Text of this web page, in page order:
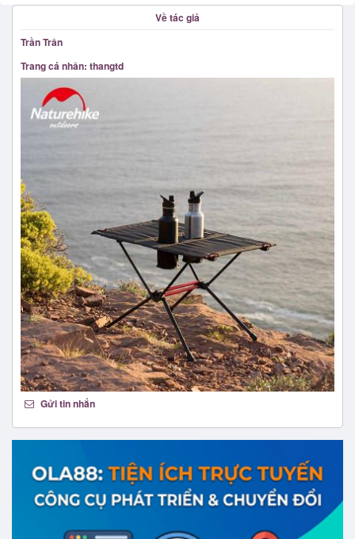
Về tác giả
Trần Trân
Trang cá nhân: thangtd
Gửi tin nhắn